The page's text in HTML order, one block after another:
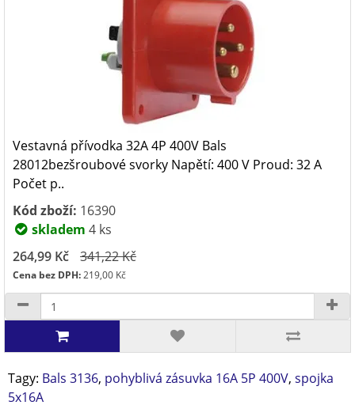
Vestavná přívodka 32A 4P 400V Bals
28012bezšroubové svorky Napětí: 400 V Proud: 32 A
Počet p..
Kód zboží: 16390
skladem 4 ks
264,99 Kč
341,22 Kč
Cena bez DPH:219,00 Kč
Tagy: Bals 3136, pohyblivá zásuvka 16A 5P 400V, spojka
5x16A